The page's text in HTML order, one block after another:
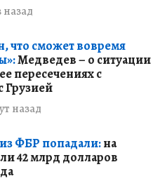
назад
что сможет вовремя
Медведев – о ситуации
пересечениях с
Грузией
назад
ФБР попадали:на
42 млрд долларов